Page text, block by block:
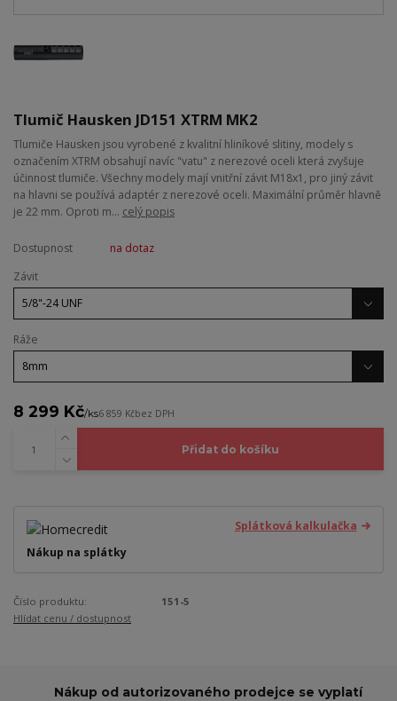
Tlumič Hausken JD151 XTRM MK2
Tlumiče Hausken jsou vyrobené z kvalitní hliníkové slitiny, modely s
označením XTRM obsahují navíc "vatu" z nerezové oceli která zvyšuje
účinnost tlumiče. Všechny modely mají vnitřní závit M18x1, pro jiný závit
na hlavni se používá adaptér z nerezové oceli. Maximální průměr hlavně
je 22 mm. Oproti m... celý popis
Dostupnost
na dotaz
Závit
Ráže
8 299 Kč/ks6 859 Kčbez DPH
Přidat do košíku
Splátková kalkulačka
Nákup na splátky
Číslo produktu:
151-5
Hlídat cenu / dostupnost
Nákup od autorizovaného prodejce se vyplatí